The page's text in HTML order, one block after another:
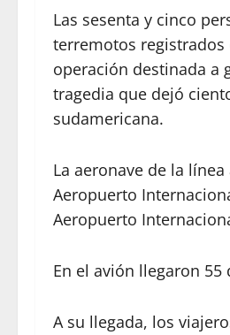
Las sesenta y cinco
terremotos registrados
operación destinada a
tragedia que dejó
sudamericana.
La aeronave de la
Aeropuerto
Aeropuerto
En el avión llegaron
A su llegada, los